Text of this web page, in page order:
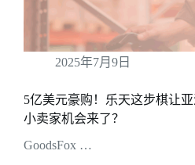
2025年7月9日
5亿美元豪购！乐天这步棋让
小卖家机会来了？
GoodsFox …